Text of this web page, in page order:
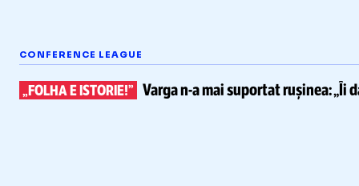
CONFERENCE LEAGUE
„FOLHA E ISTORIE!” Vargan-amai suportat rușinea:„Îi